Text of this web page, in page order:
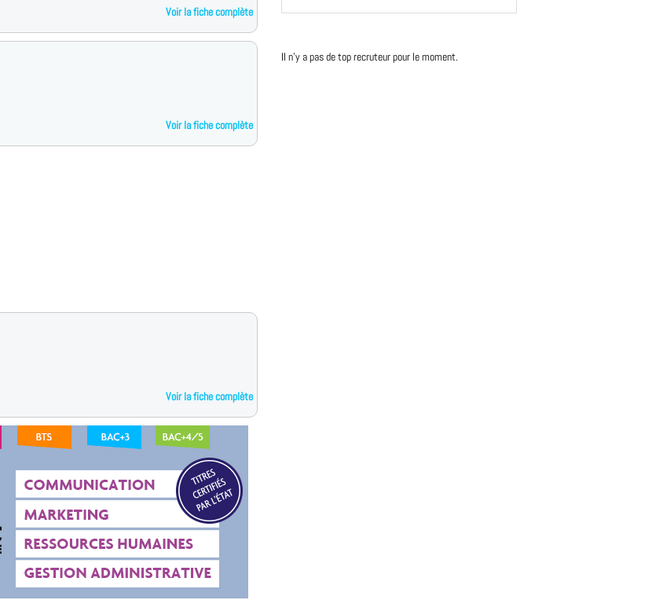
Voir la fiche complète
Voir la fiche complète
Voir la fiche complète
Il n'y a pas de top recruteur pour le moment.